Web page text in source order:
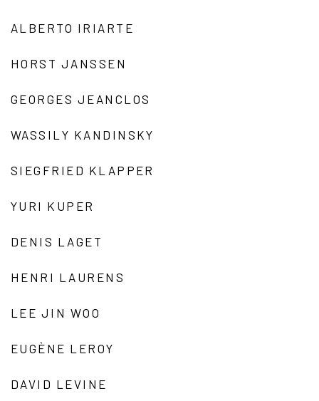
ALBERTO IRIARTE
HORST JANSSEN
GEORGES JEANCLOS
WASSILY KANDINSKY
SIEGFRIED KLAPPER
YURI KUPER
DENIS LAGET
HENRI LAURENS
LEE JIN WOO
EUGÈNE LEROY
DAVID LEVINE